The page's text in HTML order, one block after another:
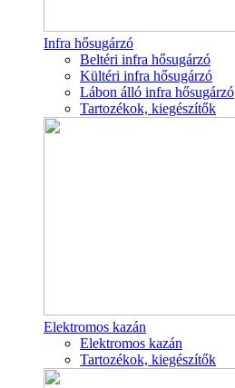
Infra hősugárzó
Beltéri infra hősugárzó
Kültéri infra hősugárzó
Lábon álló infra hősugárzó
Tartozékok, kiegészítők
Elektromos kazán
Elektromos kazán
Tartozékok, kiegészítők